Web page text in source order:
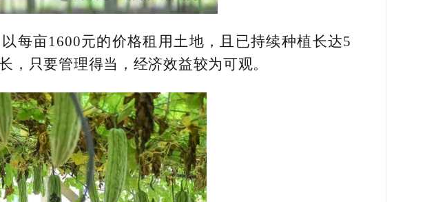
每亩1600元的价格租用土地，且已持续种植长达5
只要管理得当，经济效益较为可观。